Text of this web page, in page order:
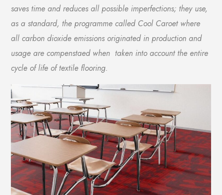
saves time and reduces all possible imperfections; they use,
as a standard, the programme called Cool Caroet where
all carbon dioxide emissions originated in production and
usage are compenstaed when taken into account the entire
cycle of life of textile flooring.